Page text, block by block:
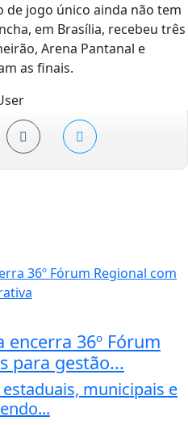
de jogo único ainda não tem
em Brasília, recebeu três
Arena Pantanal e
as finais.
36º Fórum
para gestão...
municipais e